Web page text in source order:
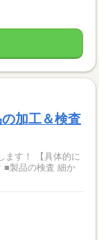
加工＆検査
体的に
の検査 細か